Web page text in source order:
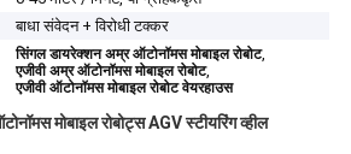
बाधा संवेदन + विरोधी टक्कर
सिंगल डायरेक्शन अम्र ऑटोनॉमस मोबाइल रोबोट,
एजीवी अम्र ऑटोनॉमस मोबाइल रोबोट,
एजीवी ऑटोनॉमस मोबाइल रोबोट वेयरहाउस
मोबाइल रोबोट्स AGV स्टीयरिंग व्हील